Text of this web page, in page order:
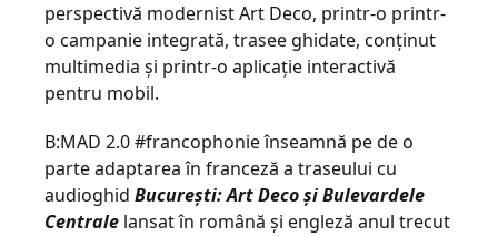
perspectivă modernist Art Deco, printr-o printr-
o campanie integrată, trasee ghidate, conţinut
multimedia și printr-o aplicație interactivă
pentru mobil.
B:MAD 2.0 #francophonie înseamnă pe de o
parte adaptarea în franceză a traseului cu
audioghid Bucureşti: Art Deco şi Bulevardele
Centrale lansat în română și engleză anul trecut